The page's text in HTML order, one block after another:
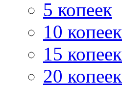
5 копеек
10 копеек
15 копеек
20 копеек